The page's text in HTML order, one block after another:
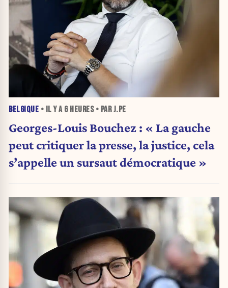
BELGIQUE • IL Y A 6 HEURES• PAR J.PE
Georges-Louis Bouchez : « La gauche
peut critiquer la presse, la justice, cela
s’appelle un sursaut démocratique »